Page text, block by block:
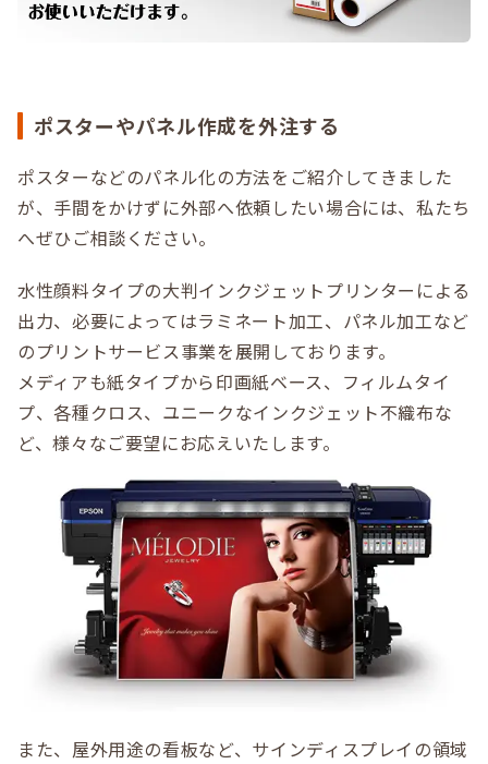
ポスターやパネル作成を外注する
ポスターなどのパネル化の方法をご紹介してきました
が、手間をかけずに外部へ依頼したい場合には、私たち
へぜひご相談ください。
水性顔料タイプの大判インクジェットプリンターによる
出力、必要によってはラミネート加工、パネル加工など
のプリントサービス事業を展開しております。
メディアも紙タイプから印画紙ベース、フィルムタイ
プ、各種クロス、ユニークなインクジェット不織布な
ど、様々なご要望にお応えいたします。
また、屋外用途の看板など、サインディスプレイの領域